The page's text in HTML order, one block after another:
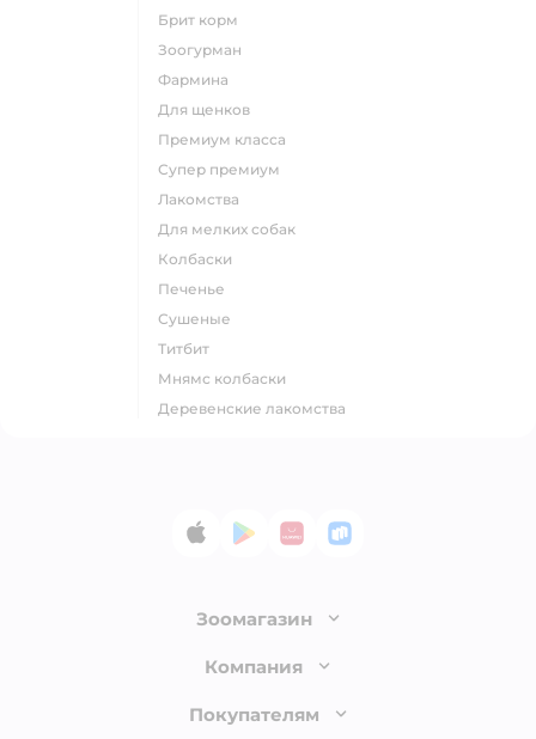
брит корм
зоогурман
фармина
для щенков
премиум класса
супер премиум
лакомства
для мелких собак
колбаски
печенье
сушеные
титбит
мнямс колбаски
деревенские лакомства
App StoreGoogle Play
AppGallery
RuStore
Зоомагазин
Лицензия
Доставка и оплата
Компания
О компании
Покупателям